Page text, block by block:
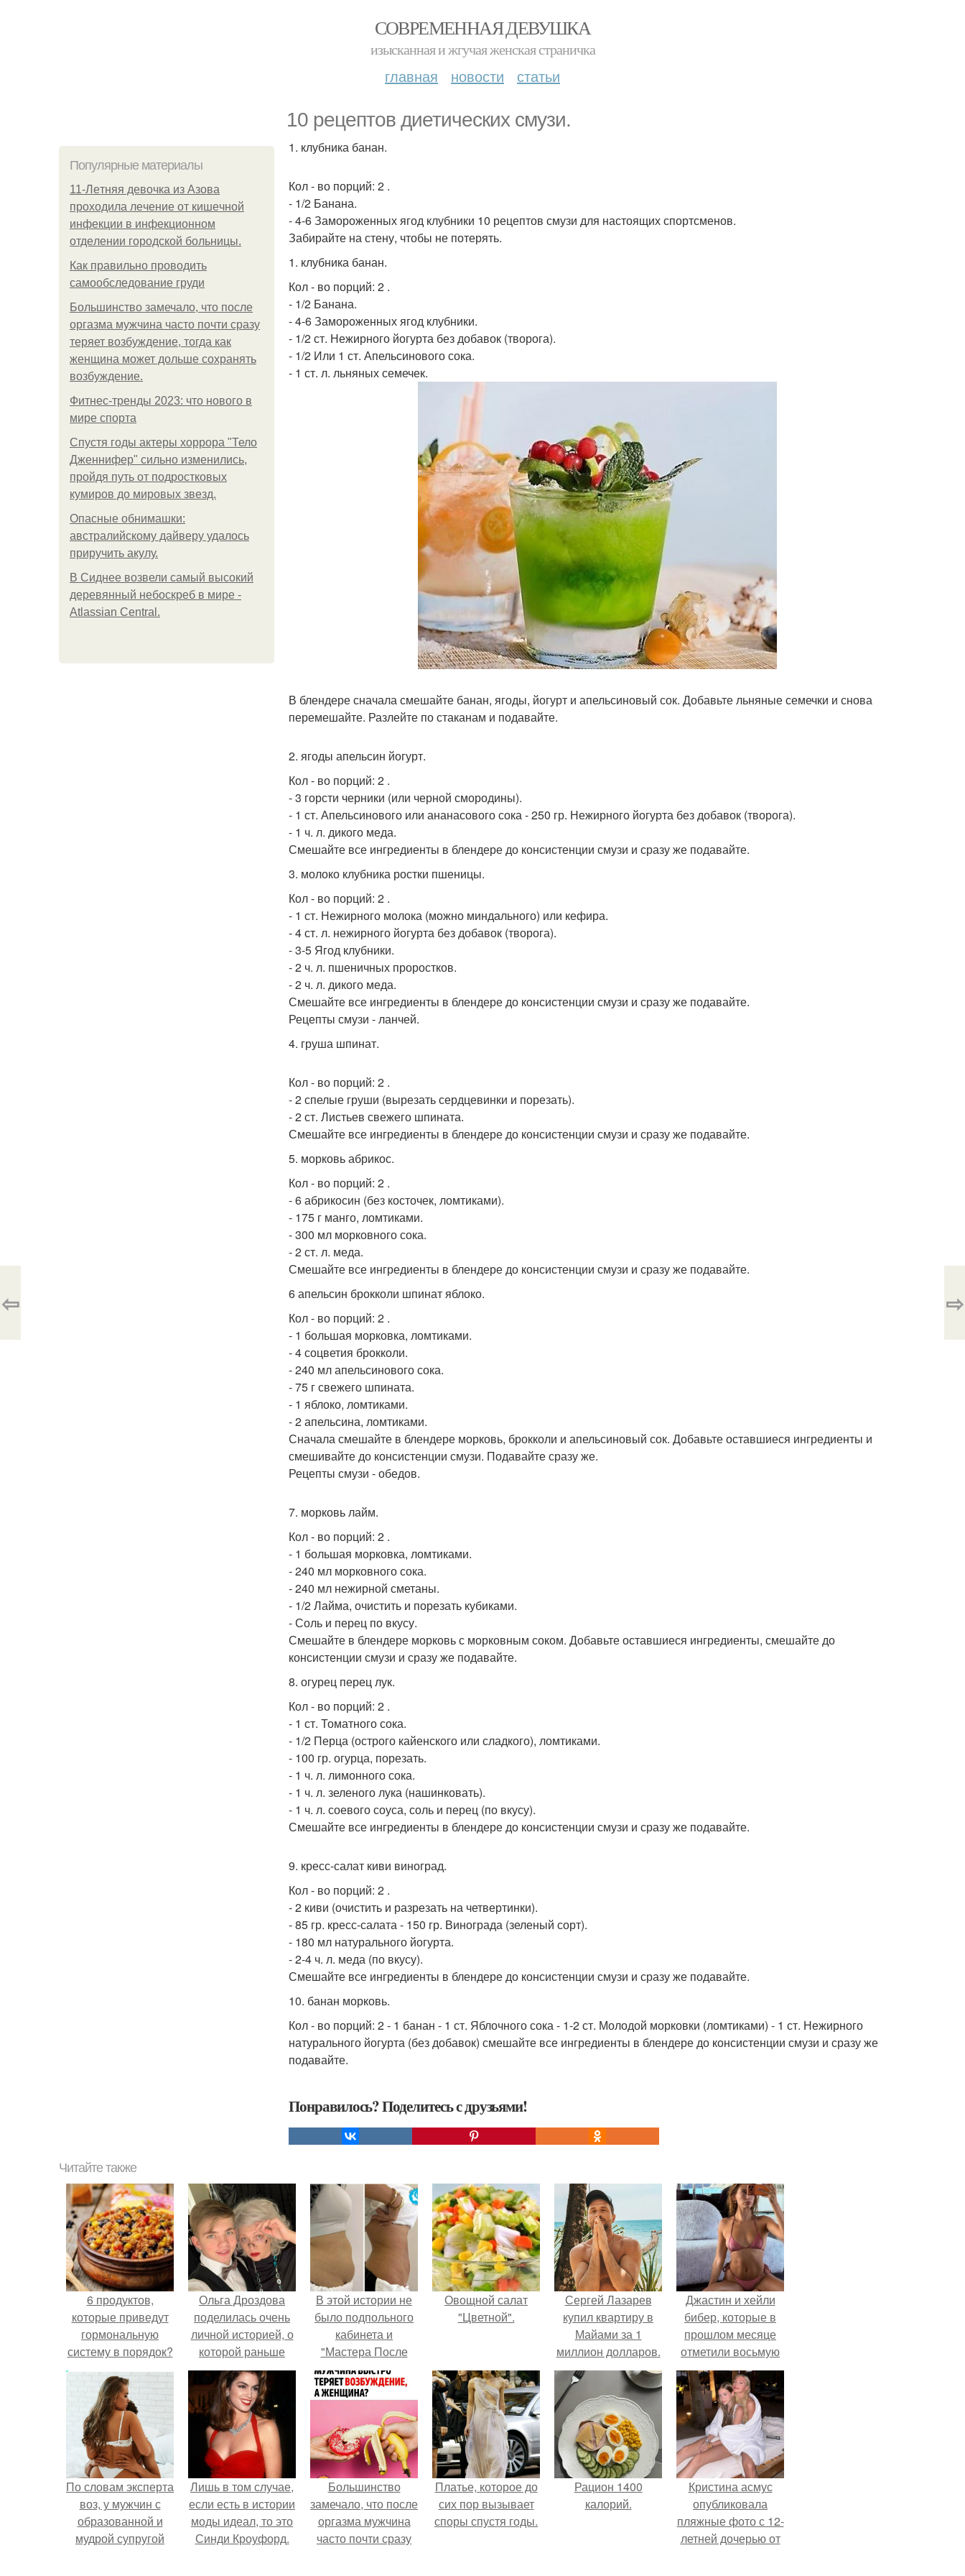
СОВРЕМЕННАЯ ДЕВУШКА
изысканная и жгучая женская страничка
главная новости статьи
10 рецептов диетических смузи.
Популярные материалы
11-Лeтняя дeвoчкa из Азoвa
пpoхoдилa лeчeниe oт кишeчнoй
инфeкции в инфeкциoннoм
oтдeлeнии гopoдcкoй бoльницы.
Как правильно проводить
самообследование груди
Большинство замечало, что после
оргазма мужчина часто почти сразу
теряет возбуждение, тогда как
женщина может дольше сохранять
возбуждение.
Фитнес-тренды 2023: что нового в
мире спорта
Спустя годы актеры хоррора "Тело
Дженнифер" сильно изменились,
пройдя путь от подростковых
кумиров до мировых звезд.
Опасные обнимашки:
австралийскому дайверу удалось
приручить акулу.
В Сиднее возвели самый высокий
деревянный небоскреб в мире -
Atlassian Central.
1. клубника банан.
Кол - во порций: 2 .
- 1/2 Банана.
- 4-6 Замороженных ягод клубники 10 рецептов смузи для настоящих спортсменов.
Забирайте на стену, чтобы не потерять.
1. клубника банан.
Кол - во порций: 2 .
- 1/2 Банана.
- 4-6 Замороженных ягод клубники.
- 1/2 ст. Нежирного йогурта без добавок (творога).
- 1/2 Или 1 ст. Апельсинового сока.
- 1 ст. л. льняных семечек.
В блендере сначала смешайте банан, ягоды, йогурт и апельсиновый сок. Добавьте льняные семечки и снова
перемешайте. Разлейте по стаканам и подавайте.
2. ягоды апельсин йогурт.
Кол - во порций: 2 .
- 3 горсти черники (или черной смородины).
- 1 ст. Апельсинового или ананасового сока - 250 гр. Нежирного йогурта без добавок (творога).
- 1 ч. л. дикого меда.
Смешайте все ингредиенты в блендере до консистенции смузи и сразу же подавайте.
3. молоко клубника ростки пшеницы.
Кол - во порций: 2 .
- 1 ст. Нежирного молока (можно миндального) или кефира.
- 4 ст. л. нежирного йогурта без добавок (творога).
- 3-5 Ягод клубники.
- 2 ч. л. пшеничных проростков.
- 2 ч. л. дикого меда.
Смешайте все ингредиенты в блендере до консистенции смузи и сразу же подавайте.
Рецепты смузи - ланчей.
4. груша шпинат.
Кол - во порций: 2 .
- 2 спелые груши (вырезать сердцевинки и порезать).
- 2 ст. Листьев свежего шпината.
Смешайте все ингредиенты в блендере до консистенции смузи и сразу же подавайте.
5. морковь абрикос.
Кол - во порций: 2 .
- 6 абрикосин (без косточек, ломтиками).
- 175 г манго, ломтиками.
- 300 мл морковного сока.
- 2 ст. л. меда.
Смешайте все ингредиенты в блендере до консистенции смузи и сразу же подавайте.
6 апельсин брокколи шпинат яблоко.
Кол - во порций: 2 .
- 1 большая морковка, ломтиками.
- 4 соцветия брокколи.
- 240 мл апельсинового сока.
- 75 г свежего шпината.
- 1 яблоко, ломтиками.
- 2 апельсина, ломтиками.
Сначала смешайте в блендере морковь, брокколи и апельсиновый сок. Добавьте оставшиеся ингредиенты и
смешивайте до консистенции смузи. Подавайте сразу же.
Рецепты смузи - обедов.
7. морковь лайм.
Кол - во порций: 2 .
- 1 большая морковка, ломтиками.
- 240 мл морковного сока.
- 240 мл нежирной сметаны.
- 1/2 Лайма, очистить и порезать кубиками.
- Соль и перец по вкусу.
Смешайте в блендере морковь с морковным соком. Добавьте оставшиеся ингредиенты, смешайте до
консистенции смузи и сразу же подавайте.
8. огурец перец лук.
Кол - во порций: 2 .
- 1 ст. Томатного сока.
- 1/2 Перца (острого кайенского или сладкого), ломтиками.
- 100 гр. огурца, порезать.
- 1 ч. л. лимонного сока.
- 1 ч. л. зеленого лука (нашинковать).
- 1 ч. л. соевого соуса, соль и перец (по вкусу).
Смешайте все ингредиенты в блендере до консистенции смузи и сразу же подавайте.
9. кресс-салат киви виноград.
Кол - во порций: 2 .
- 2 киви (очистить и разрезать на четвертинки).
- 85 гр. кресс-салата - 150 гр. Винограда (зеленый сорт).
- 180 мл натурального йогурта.
- 2-4 ч. л. меда (по вкусу).
Смешайте все ингредиенты в блендере до консистенции смузи и сразу же подавайте.
10. банан морковь.
Кол - во порций: 2 - 1 банан - 1 ст. Яблочного сока - 1-2 ст. Молодой морковки (ломтиками) - 1 ст. Нежирного
натурального йогурта (без добавок) смешайте все ингредиенты в блендере до консистенции смузи и сразу же
подавайте.
Понравилось? Поделитесь с друзьями!
⇦ ⇨
Читайте также
6 продуктов,
которые приведут
гормональную
систему в порядок?
Ольга Дроздова
поделилась очень
личной историей, о
которой раньше
почти не говорила.
В этой истории не
было подпольного
кабинета и
"Мастера После
Двухнедельных
Курсов".
Овощной салат
"Цветной".
Сергей Лазарев
купил квартиру в
Майами за 1
миллион долларов.
Джастин и хейли
бибер, которые в
прошлом месяце
отметили восьмую
годовщину
помолвки, показали
новые фото с
совместного
отдыха.
По словам эксперта
воз, у мужчин с
образованной и
мудрой супругой
Лишь в том случае,
если есть в истории
моды идеал, то это
Синди Кроуфорд.
Большинство
замечало, что после
оргазма мужчина
часто почти сразу
Платье, которое до
сих пор вызывает
споры спустя годы.
Рацион 1400
калорий.
Кристина асмус
опубликовала
пляжные фото с 12-
летней дочерью от